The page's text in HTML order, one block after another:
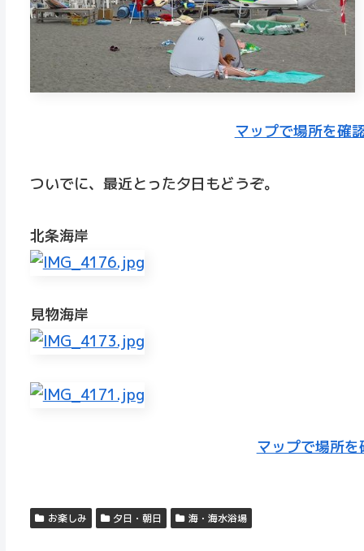
マップで場所を確
ついでに、最近とった夕日もどうぞ。
北条海岸
見物海岸
マップで場所
お楽しみ 夕日・朝日 海・海水浴場